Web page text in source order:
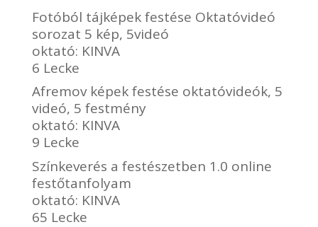
Fotóból tájképek festése Oktatóvideó
sorozat 5 kép, 5videó
oktató: KINVA
6 Lecke
Afremov képek festése oktatóvideók, 5
videó, 5 festmény
oktató: KINVA
9 Lecke
Színkeverés a festészetben 1.0 online
festőtanfolyam
oktató: KINVA
65 Lecke